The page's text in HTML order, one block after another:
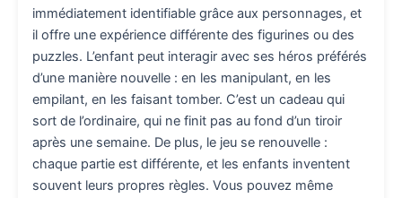
immédiatement identifiable grâce aux personnages, et
il offre une expérience différente des figurines ou des
puzzles. L’enfant peut interagir avec ses héros préférés
d’une manière nouvelle : en les manipulant, en les
empilant, en les faisant tomber. C’est un cadeau qui
sort de l’ordinaire, qui ne finit pas au fond d’un tiroir
après une semaine. De plus, le jeu se renouvelle :
chaque partie est différente, et les enfants inventent
souvent leurs propres règles. Vous pouvez même